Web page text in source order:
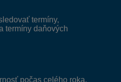
termíny,
termíny daňových
počas celého roka.